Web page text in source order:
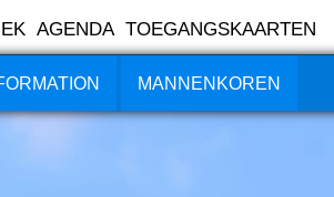
AGENDA TOEGANGSKAARTEN
MANNENKOREN